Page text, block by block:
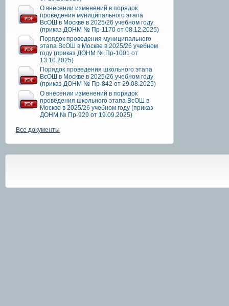
О внесении изменений в порядок
проведения муниципального этапа
ВсОШ в Москве в 2025/26 учебном году
(приказ ДОНМ № Пр-1170 от 08.12.2025)
Порядок проведения муниципального
этапа ВсОШ в Москве в 2025/26 учебном
году (приказ ДОНМ № Пр-1001 от
13.10.2025)
Порядок проведения школьного этапа
ВсОШ в Москве в 2025/26 учебном году
(приказ ДОНМ № Пр-842 от 29.08.2025)
О внесении изменений в порядок
проведения школьного этапа ВсОШ в
Москве в 2025/26 учебном году (приказ
ДОНМ № Пр-929 от 19.09.2025)
Все документы